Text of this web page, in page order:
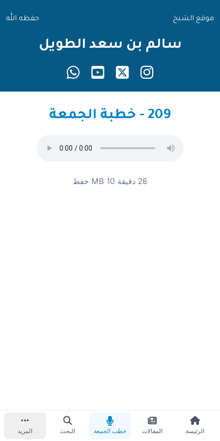
موقع الشيخ حفظه الله
سالم بن سعد الطويل
209 - خطبة الجمعة
28 دقيقة 10 MB حفظ
الرئيسة المقالات خطب الجمعة البحث المزيد